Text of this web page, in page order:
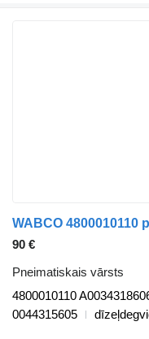
90 €
Pneimatiskais vārsts
4800010110
0044315605